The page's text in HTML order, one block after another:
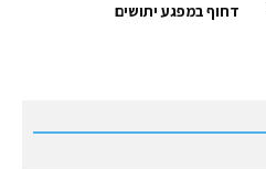
דחוף במפגע יתושים